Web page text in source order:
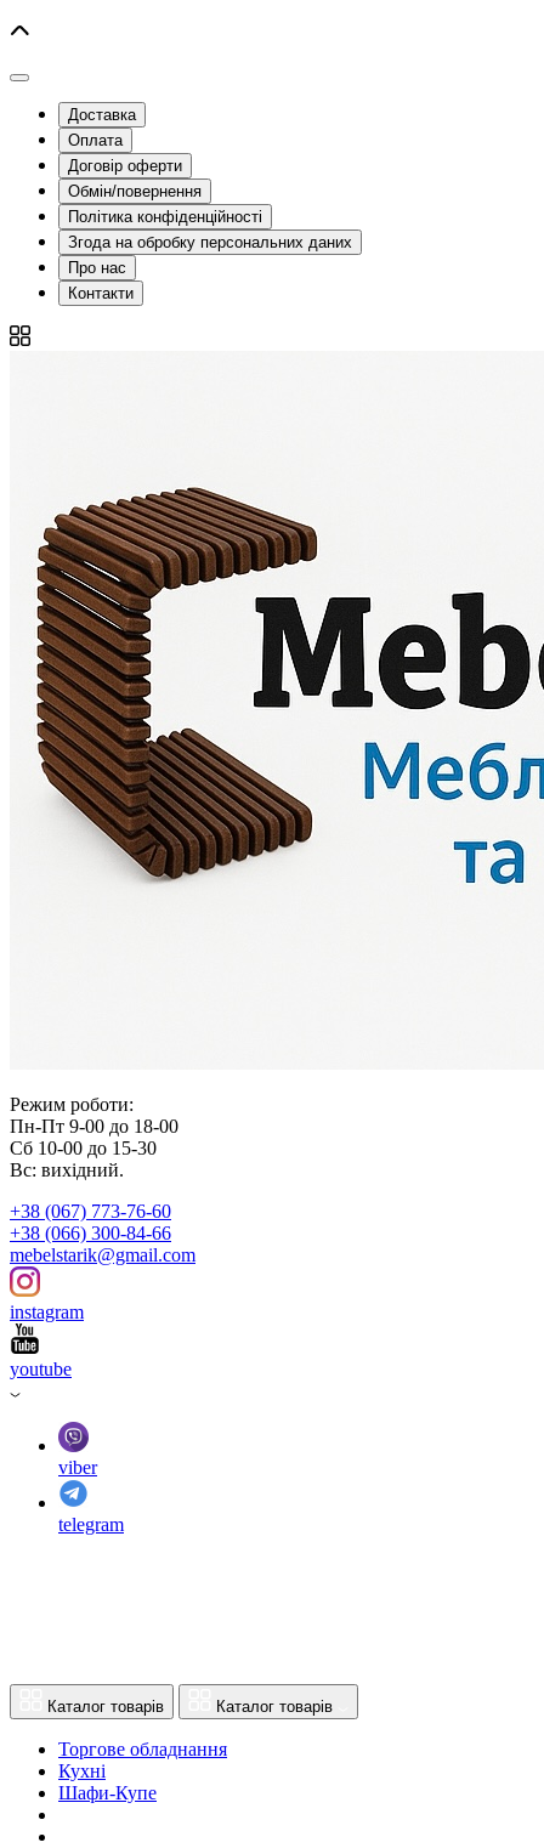
Доставка
Оплата
Договір оферти
Обмін/повернення
Політика конфіденційності
Згода на обробку персональних даних
Про нас
Контакти
Режим роботи:
Пн-Пт 9-00 до 18-00
Сб 10-00 до 15-30
Вс: вихідний.
+38 (067) 773-76-60
+38 (066) 300-84-66
mebelstarik@gmail.com
instagram
youtube
viber
telegram
Каталог товарів Каталог товарів
Торгове обладнання
Кухні
Шафи-Купе